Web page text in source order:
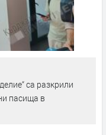
са разкрили
пасища в